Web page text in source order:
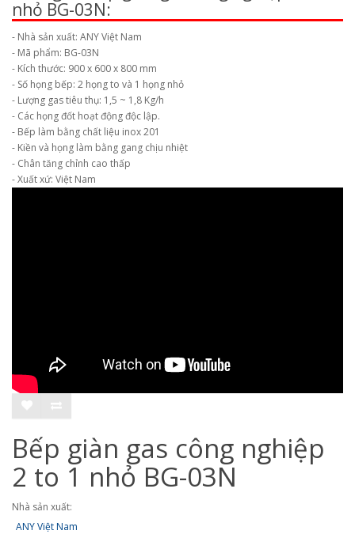
nhỏ BG-03N:
- Nhà sản xuất: ANY Việt Nam
- Mã phẩm: BG-03N
- Kích thước: 900 x 600 x 800 mm
- Số họng bếp: 2 họng to và 1 họng nhỏ
- Lượng gas tiêu thụ: 1,5 ~ 1,8 Kg/h
- Các họng đốt hoạt động độc lập.
- Bếp làm bằng chất liệu inox 201
- Kiền và họng làm bằng gang chịu nhiệt
- Chân tăng chỉnh cao thấp
- Xuất xứ: Việt Nam
Bếp giàn gas công nghiệp
2 to 1 nhỏ BG-03N
Nhà sản xuất:
ANY Việt Nam